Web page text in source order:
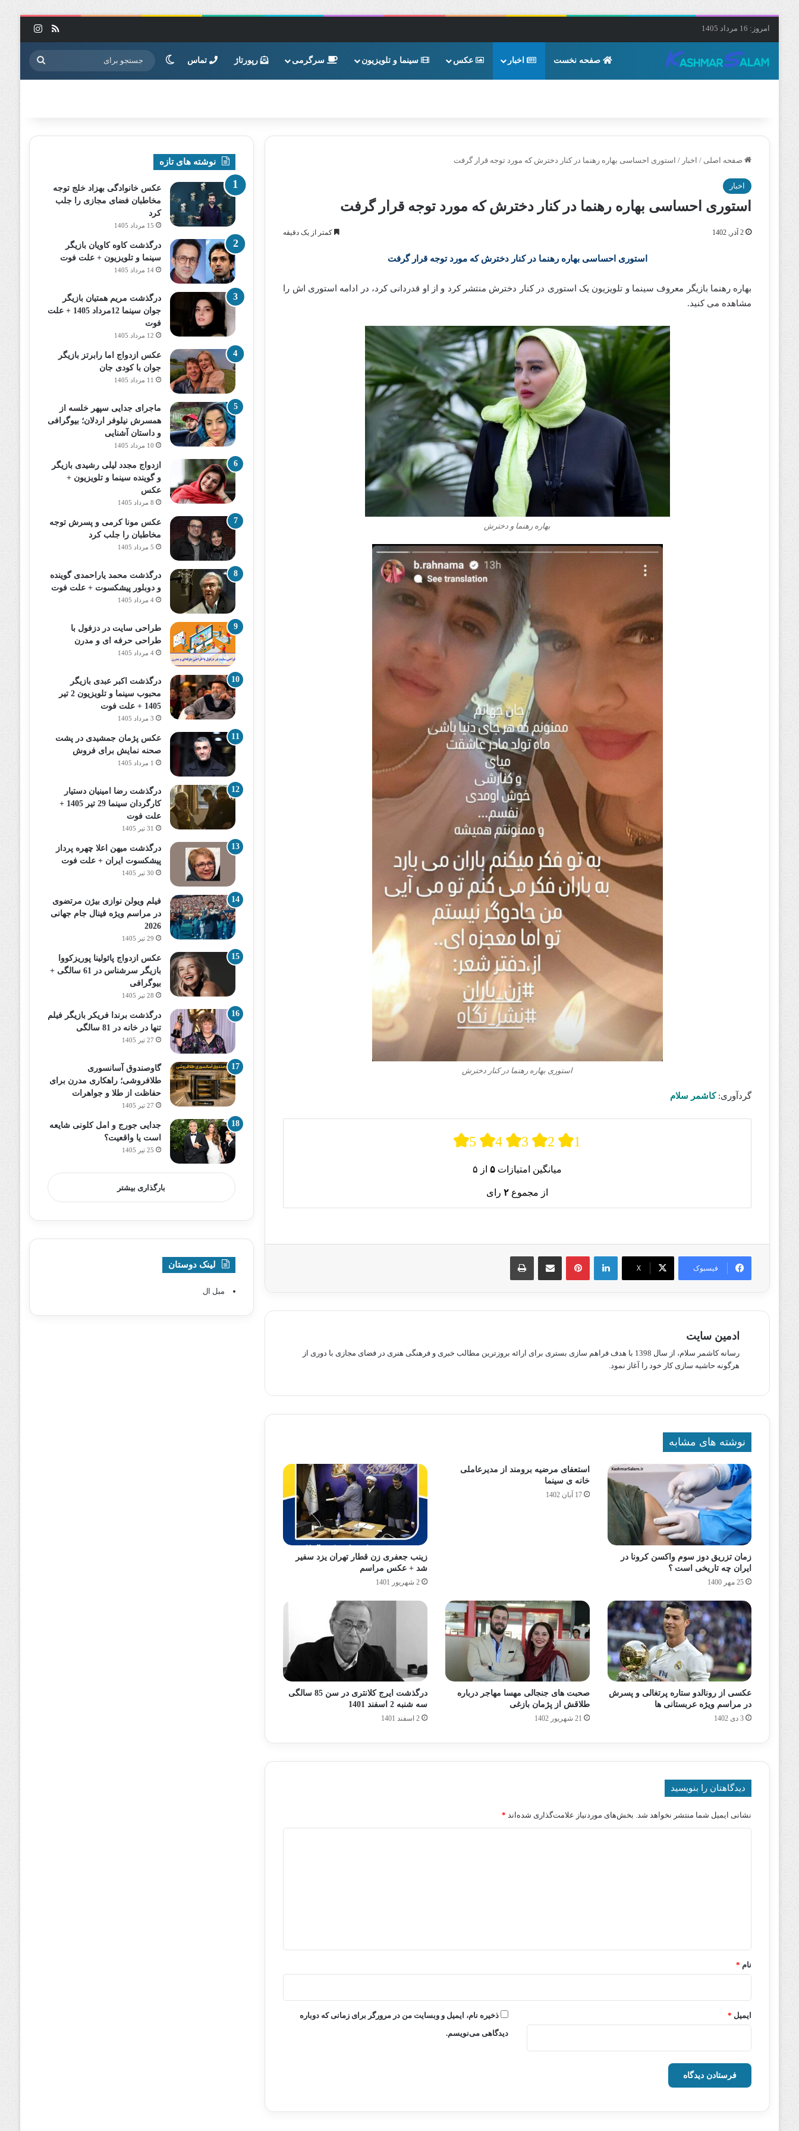
امروز: 16 مرداد 1405 خوراک
صفحه نخست اخبار عکس سینما و تلویزیون سرگرمی رپورتاژ تماس تغییر پوسته جستجو
برای
صفحه اصلی / اخبار / استوری احساسی بهاره رهنما در کنار دخترش که مورد توجه قرار گرفت
اخبار
استوری احساسی بهاره رهنما در کنار دخترش که مورد توجه قرار گرفت
2 آذر, 1402 کمتر از یک دقیقه
استوری احساسی بهاره رهنما در کنار دخترش که مورد توجه قرار گرفت
بهاره رهنما بازیگر معروف سینما و تلویزیون یک استوری در کنار دخترش منتشر کرد و از او قدردانی کرد، در ادامه استوری اش را
مشاهده می کنید.
بهاره رهنما و دخترش
استوری بهاره رهنما در کنار دخترش
گردآوری:کاشمر سلام
5 4 3 2 1
میانگین امتیازات ۵ از ۵
از مجموع ۲ رای
فیسبوک X
لینکدین پینترستاشتراک گذاری از طریق ایمیل چاپ
ادمین سایت
رسانه کاشمر سلام، از سال 1398 با هدف فراهم سازی بستری برای ارائه بروزترین مطالب خبری و فرهنگی هنری در فضای مجازی با دوری از
هرگونه حاشیه سازی کار خود را آغاز نمود.
نوشته های مشابه
زمان تزریق دوز سوم واکسن کرونا در
ایران چه تاریخی است ؟
25 مهر 1400
استعفای مرضیه برومند از مدیرعاملی
خانه ی سینما
17 آبان 1402
زینب جعفری زن قطار تهران یزد سفیر
شد + عکس مراسم
2 شهریور 1401
عکسی از رونالدو ستاره پرتغالی و پسرش
در مراسم ویژه عربستانی ها
3 دی 1402
صحبت های جنجالی مهسا مهاجر درباره
طلاقش از پژمان بازغی
21 شهریور 1402
درگذشت ایرج کلانتری در سن 85 سالگی
سه شنبه 2 اسفند 1401
2 اسفند 1401
دیدگاهتان را بنویسید
نشانی ایمیل شما منتشر نخواهد شد. بخش‌های موردنیاز علامت‌گذاری شده‌اند *
نام *
ایمیل *
ذخیره نام، ایمیل و وبسایت من در مرورگر برای زمانی که دوباره
دیدگاهی می‌نویسم.
نوشته های تازه
عکس خانوادگی بهزاد خلج توجه
مخاطبان فضای مجازی را جلب
کرد
15 مرداد 1405
درگذشت کاوه کاویان بازیگر
سینما و تلویزیون + علت فوت
14 مرداد 1405
درگذشت مریم همتیان بازیگر
جوان سینما 12مرداد 1405 + علت
فوت
12 مرداد 1405
عکس ازدواج اما رابرتز بازیگر
جوان با کودی جان
11 مرداد 1405
ماجرای جدایی سپهر خلسه از
همسرش نیلوفر اردلان؛ بیوگرافی
و داستان آشنایی
10 مرداد 1405
ازدواج مجدد لیلی رشیدی بازیگر
و گوینده سینما و تلویزیون +
عکس
8 مرداد 1405
عکس مونا کرمی و پسرش توجه
مخاطبان را جلب کرد
5 مرداد 1405
درگذشت محمد یاراحمدی گوینده
و دوبلور پیشکسوت + علت فوت
4 مرداد 1405
طراحی سایت در دزفول با
طراحی حرفه‌ ای و مدرن
4 مرداد 1405
درگذشت اکبر عبدی بازیگر
محبوب سینما و تلویزیون 2 تیر
1405 + علت فوت
3 مرداد 1405
عکس پژمان جمشیدی در پشت
صحنه نمایش برای فروش
1 مرداد 1405
درگذشت رضا امینیان دستیار
کارگردان سینما 29 تیر 1405 +
علت فوت
31 تیر 1405
درگذشت میهن اعلا چهره پرداز
پیشکسوت ایران + علت فوت
30 تیر 1405
فیلم ویولن نوازی بیژن مرتضوی
در مراسم ویژه فینال جام جهانی
2026
29 تیر 1405
عکس ازدواج پائولینا پوریزکووا
بازیگر سرشناس در 61 سالگی +
بیوگرافی
28 تیر 1405
درگذشت برندا فریکر بازیگر فیلم
تنها در خانه در 81 سالگی
27 تیر 1405
گاوصندوق آسانسوری
طلافروشی؛ راهکاری مدرن برای
حفاظت از طلا و جواهرات
27 تیر 1405
جدایی جورج و امل کلونی شایعه
است یا واقعیت؟
25 تیر 1405
بارگذاری بیشتر
لینک دوستان
مبل ال